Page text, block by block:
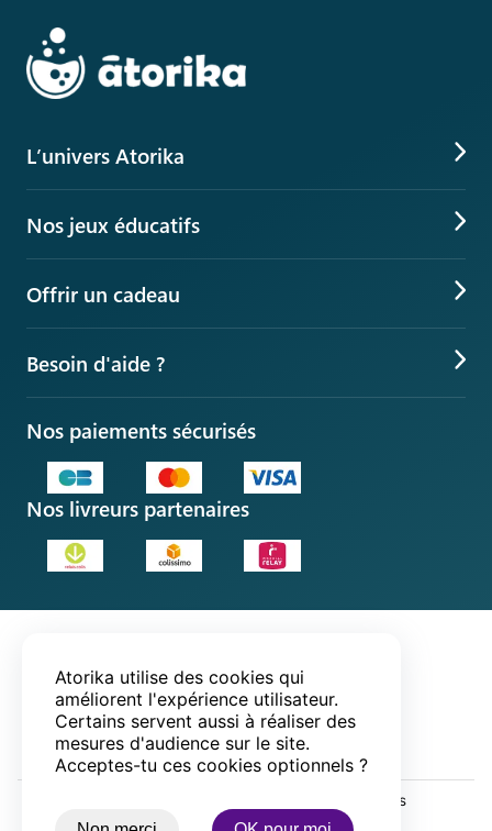
Atorika utilise des cookies qui
améliorent l'expérience utilisateur.
Certains servent aussi à réaliser des
mesures d'audience sur le site.
Acceptes-tu ces cookies optionnels ?
L’univers Atorika
Box d’activités manuelles
Parcs indoor éducatifs
L'univers Science
App éducation gratuite
Google play
Nos jeux éducatifs
Jeux pédagogiques
Jeux gratuits
Jeux à deux
Offrir un cadeau
Cadeau d'anniversaire
Idée cadeau original
Idées anniversaire enfant
Besoin d'aide ?
Centre d'assistance
Nos paiements sécurisés
Nos livreurs partenaires
Mentions légales
Politique de confidentialité
CGUV
Atorika® - Tous droits réservés